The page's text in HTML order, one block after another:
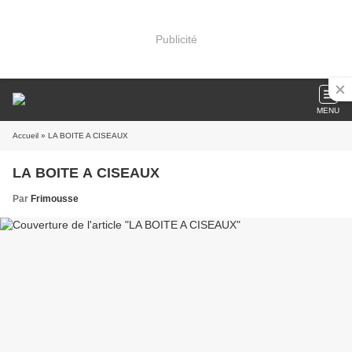
Publicité
MENU
Accueil » LA BOITE A CISEAUX
LA BOITE A CISEAUX
Par Frimousse